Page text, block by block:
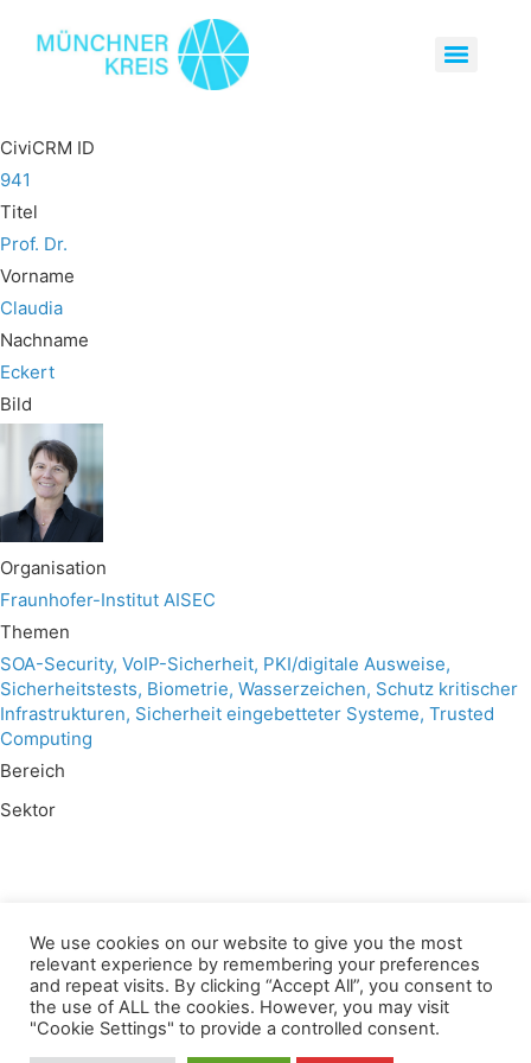
CiviCRM ID
941
Titel
Prof. Dr.
Vorname
Claudia
Nachname
Eckert
Bild
Organisation
Fraunhofer-Institut AISEC
Themen
SOA-Security, VoIP-Sicherheit, PKI/digitale Ausweise,
Sicherheitstests, Biometrie, Wasserzeichen, Schutz kritischer
Infrastrukturen, Sicherheit eingebetteter Systeme, Trusted
Computing
Bereich
Sektor
Wir verwenden für diese Webseite
Datenschutz Kopierrechte
Impressum
We use cookies on our website to give you the most
relevant experience by remembering your preferences
and repeat visits. By clicking “Accept All”, you consent to
the use of ALL the cookies. However, you may visit
"Cookie Settings" to provide a controlled consent.